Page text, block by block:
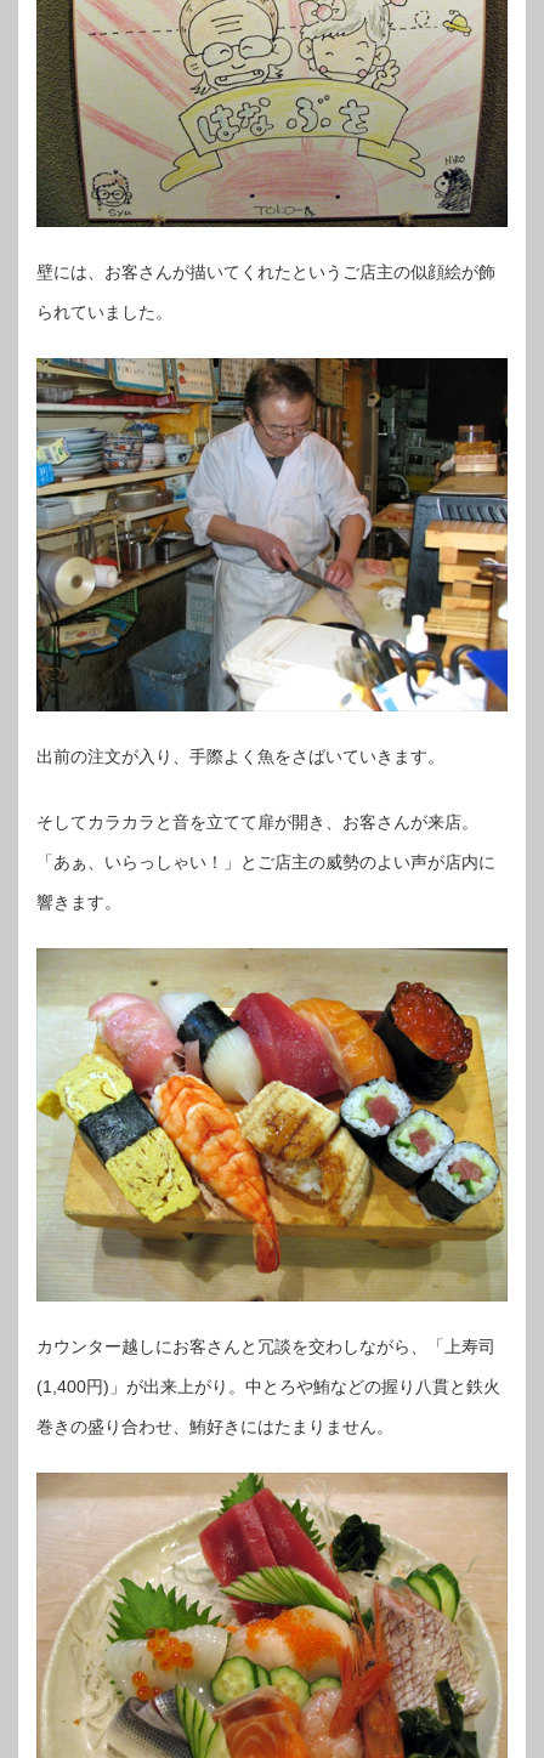
壁には、お客さんが描いてくれたというご店主の似顔絵が飾
られていました。
出前の注文が入り、手際よく魚をさばいていきます。
そしてカラカラと音を立てて扉が開き、お客さんが来店。
「あぁ、いらっしゃい！」とご店主の威勢のよい声が店内に
響きます。
カウンター越しにお客さんと冗談を交わしながら、「上寿司
(1,400円)」が出来上がり。中とろや鮪などの握り八貫と鉄火
巻きの盛り合わせ、鮪好きにはたまりません。